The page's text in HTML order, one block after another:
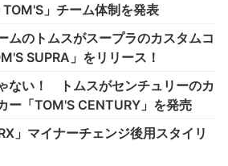
」チーム体制を発表
ムのトムスがスープラのカスタムコ
SUPRA」をリリース！
ない！ トムスがセンチュリーのカ
ー「TOM'S CENTURY」を発売
」マイナーチェンジ後用スタイリ